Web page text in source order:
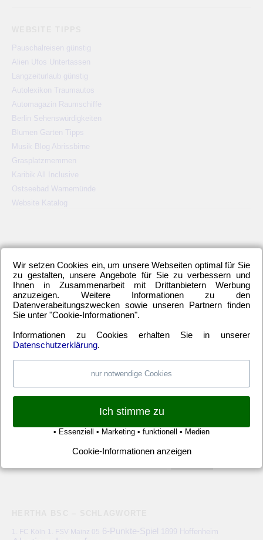
Pauschalreisen günstig
Alien Ufos Untertassen
Langzeiturlaub günstig
Autolexikon Traumautos
Automagazin Raumschiffe
Berlin Sehenswürdigkeiten
Blumen Garten Tipps
Musik Blog Abrissbirne
Grasplatzmemmen
Karibik All Inclusive
Ostseebad Warnemünde
Website Katalog
KATEGORIEN
2. Bundesliga (148) Allgemeines (23) Blauer Montag
(22)
Bundesliga(445) DFB-Auswahl (17) DFB-Pokal
(62)
EM(21) Freundschaftsspiel(22)
UEFA Europa League(22) UEFA-Cup(12)
META
Eintrags-Feed Kommentar-Feed
1. FC Köln 1. FSV Mainz 05 6-Punkte-Spiel 1899 Hoffenheim
Wir setzen Cookies ein, um unsere Webseiten optimal für Sie
zu gestalten, unsere Angebote für Sie zu verbessern und
Ihnen in Zusammenarbeit mit Drittanbietern Werbung
anzuzeigen. Weitere Informationen zu den
Datenverabeitungszwecken sowie unseren Partnern finden
Sie unter "Cookie-Informationen".
Informationen zu Cookies erhalten Sie in unserer
Datenschutzerklärung.
nur notwendige Cookies
Ich stimme zu
• Essenziell • Marketing • funktionell • Medien
Cookie-Informationen anzeigen